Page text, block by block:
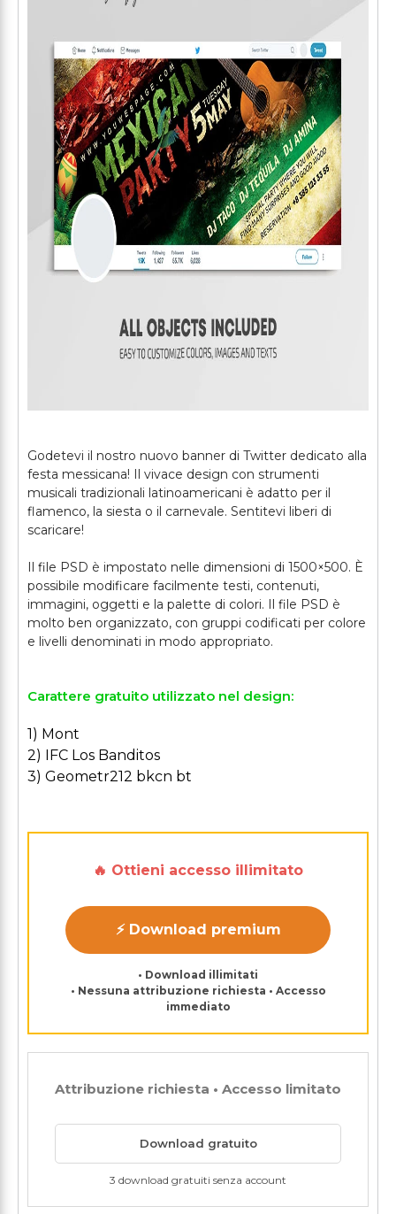
Godetevi il nostro nuovo banner di Twitter dedicato alla
festa messicana! Il vivace design con strumenti
musicali tradizionali latinoamericani è adatto per il
flamenco, la siesta o il carnevale. Sentitevi liberi di
scaricare!
Il file PSD è impostato nelle dimensioni di 1500×500. È
possibile modificare facilmente testi, contenuti,
immagini, oggetti e la palette di colori. Il file PSD è
molto ben organizzato, con gruppi codificati per colore
Carattere gratuito utilizzato nel design:
1) Mont
2) IFC Los Banditos
3) Geometr212 bkcn bt
🔥 Ottieni accesso illimitato
⚡ Download premium
• Download illimitati
• Nessuna attribuzione richiesta • Accesso
immediato
Attribuzione richiesta • Accesso limitato
Download gratuito
3 download gratuiti senza account